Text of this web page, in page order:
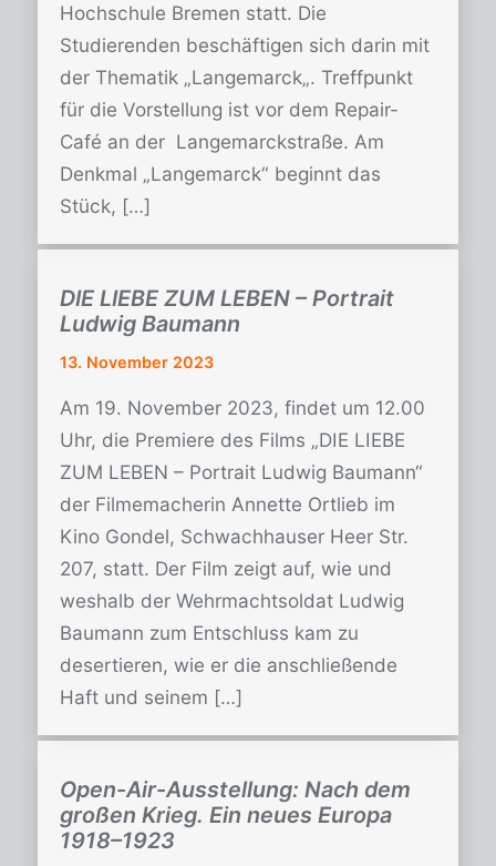
Hochschule Bremen statt. Die
Studierenden beschäftigen sich darin mit
der Thematik „Langemarck„. Treffpunkt
für die Vorstellung ist vor dem Repair-
Café an der Langemarckstraße. Am
Denkmal „Langemarck“ beginnt das
Stück, […]
DIE LIEBE ZUM LEBEN – Portrait
Ludwig Baumann
13. November 2023
Am 19. November 2023, findet um 12.00
Uhr, die Premiere des Films „DIE LIEBE
ZUM LEBEN – Portrait Ludwig Baumann“
der Filmemacherin Annette Ortlieb im
Kino Gondel, Schwachhauser Heer Str.
207, statt. Der Film zeigt auf, wie und
weshalb der Wehrmachtsoldat Ludwig
Baumann zum Entschluss kam zu
desertieren, wie er die anschließende
Haft und seinem […]
Open-Air-Ausstellung: Nach dem
großen Krieg. Ein neues Europa
1918–1923